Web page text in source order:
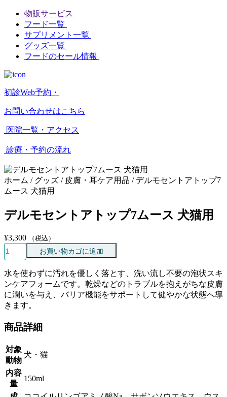
物販サービス
フード一覧
サプリメント一覧
グッズ一覧
フードのセール情報
初診Web予約・
お問い合わせはこちら
医院一覧・アクセス
診療・予約の流れ
ホーム / グッズ / 皮膚・耳ケア用品 / デルモセントアトップ7
ムース 犬猫用
デルモセントアトップ7ムース 犬猫用
¥3,300 （税込）
デ
ル
モ
セ
ン
ト
ア
ト
ッ
プ
7
ム
ー
ス
犬
お買い物カゴに追加
水を使わずに汚れを優しく落とす、洗い流し不要の泡状スキ
ンケアフォームです。乾燥などのトラブルを抱えがちな皮膚
に潤いを与え、バリア機能をサポートして健やかな状態へ導
きます。
商品詳細
対象
動物
犬・猫
内容
量
150ml